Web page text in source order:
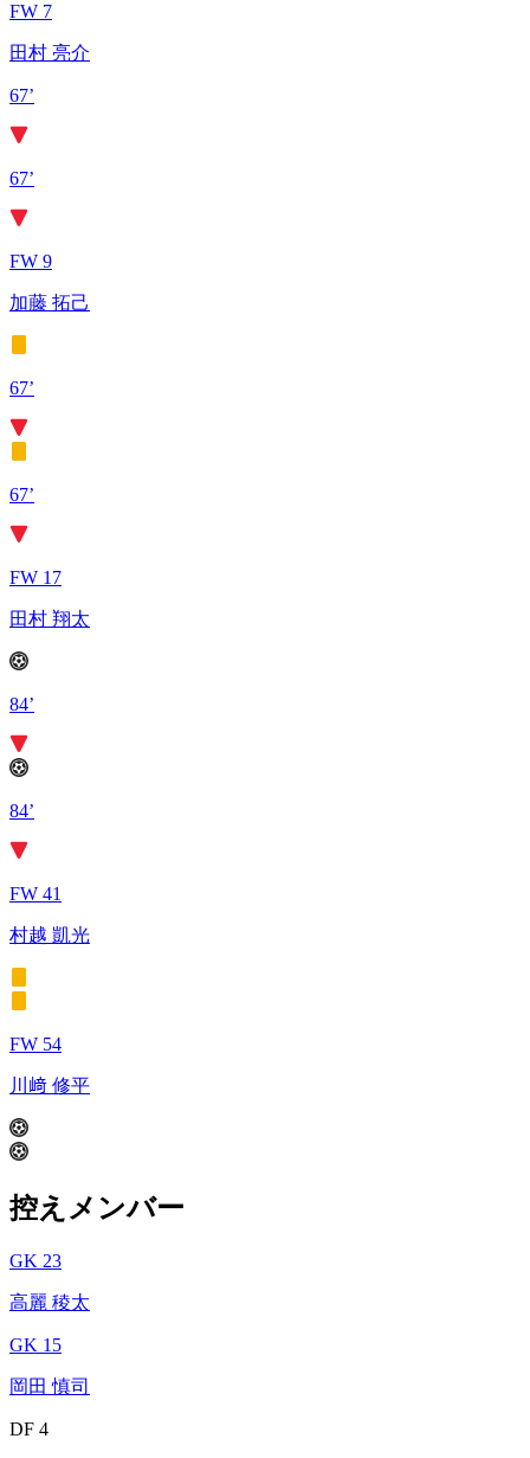
FW 7
田村 亮介
67’
67’
FW 9
加藤 拓己
67’
67’
FW 17
田村 翔太
84’
84’
FW 41
村越 凱光
FW 54
川﨑 修平
控えメンバー
GK 23
高麗 稜太
GK 15
岡田 慎司
DF 4